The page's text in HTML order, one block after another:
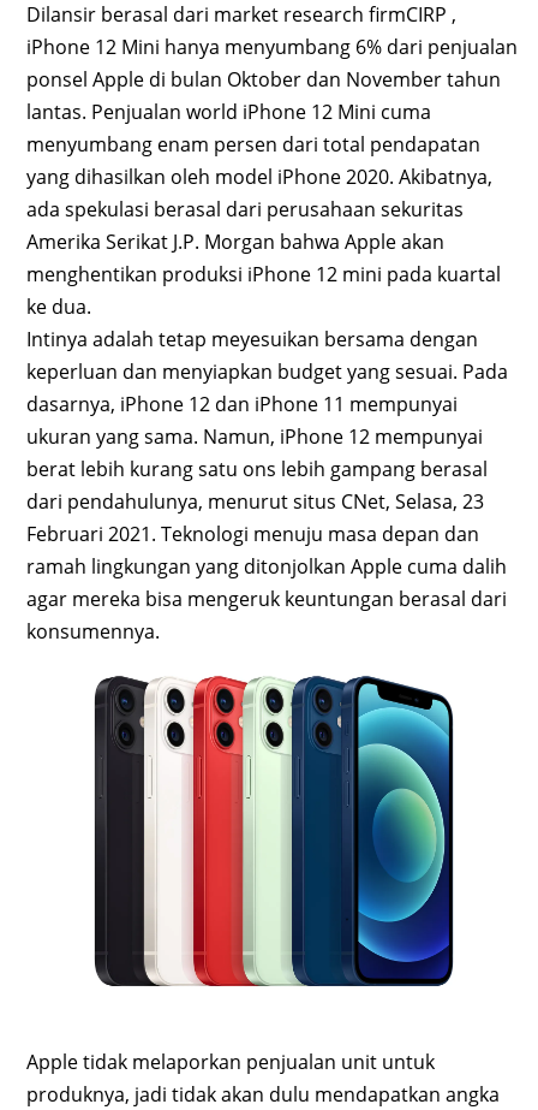
Dilansir berasal dari market research firmCIRP ,
iPhone 12 Mini hanya menyumbang 6% dari penjualan
ponsel Apple di bulan Oktober dan November tahun
lantas. Penjualan world iPhone 12 Mini cuma
menyumbang enam persen dari total pendapatan
yang dihasilkan oleh model iPhone 2020. Akibatnya,
ada spekulasi berasal dari perusahaan sekuritas
Amerika Serikat J.P. Morgan bahwa Apple akan
menghentikan produksi iPhone 12 mini pada kuartal
ke dua.
Intinya adalah tetap meyesuikan bersama dengan
keperluan dan menyiapkan budget yang sesuai. Pada
dasarnya, iPhone 12 dan iPhone 11 mempunyai
ukuran yang sama. Namun, iPhone 12 mempunyai
berat lebih kurang satu ons lebih gampang berasal
dari pendahulunya, menurut situs CNet, Selasa, 23
Februari 2021. Teknologi menuju masa depan dan
ramah lingkungan yang ditonjolkan Apple cuma dalih
agar mereka bisa mengeruk keuntungan berasal dari
konsumennya.
Apple tidak melaporkan penjualan unit untuk
produknya, jadi tidak akan dulu mendapatkan angka